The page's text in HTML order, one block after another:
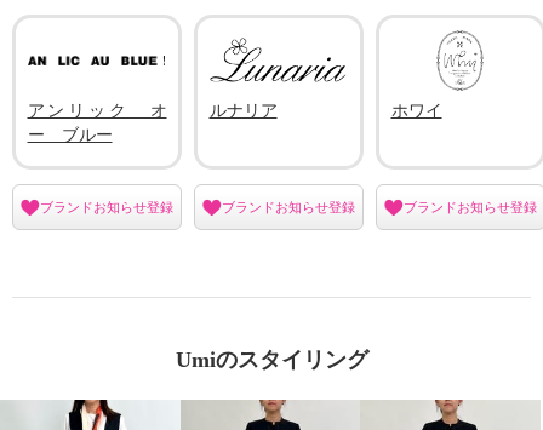
アンリック オ
ー ブルー
ブランドお知らせ登録
ルナリア
ブランドお知らせ登録
ホワイ
ブランドお知らせ登録
Umiのスタイリング